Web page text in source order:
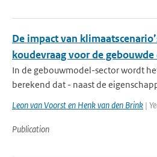
De impact van
koudevraag voor de
In de gebouwmodel-sector wordt
berekend dat - naast de
Leon van Voorst en Henk van den Brink |
Publication